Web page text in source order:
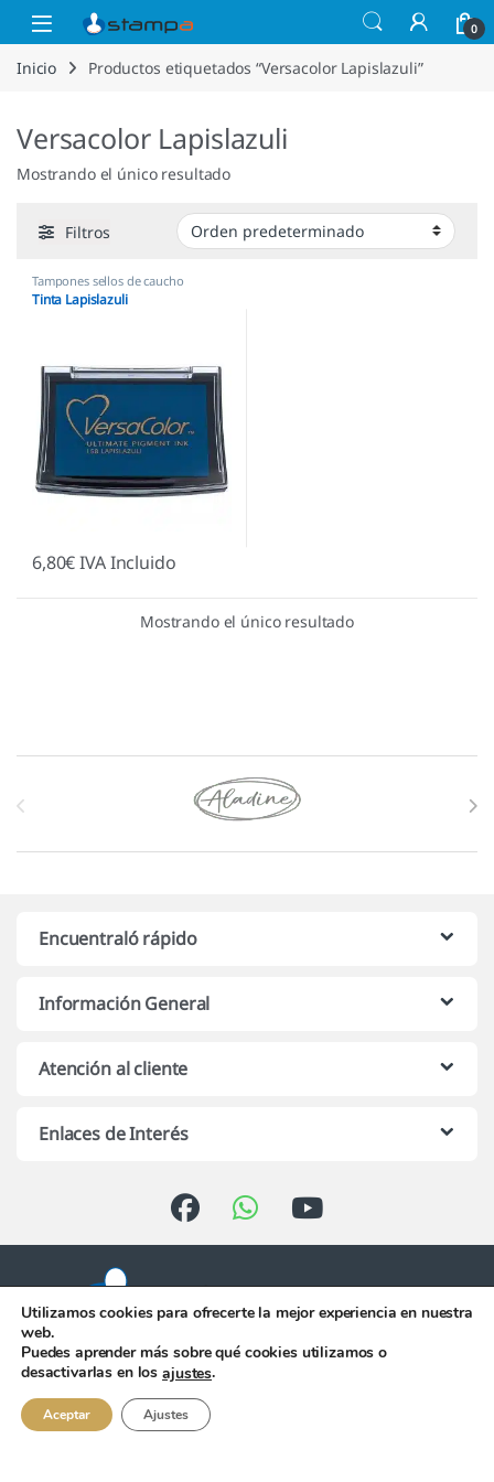
Saltar a la navegación
Saltar al contenido
Open 0
Inicio Productos etiquetados “Versacolor Lapislazuli”
Versacolor Lapislazuli
Mostrando el único resultado
Filtros
Tampones sellos de caucho
Tinta Lapislazuli
6,80€IVA Incluido
Mostrando el único resultado
Marcas De Carrusel
Encuentraló rápido
Información General
Atención al cliente
Enlaces de Interés
Atención telefónica de 10:00 h.
956 344 058
Utilizamos cookies para ofrecerte la mejor experiencia en nuestra
web.
Puedes aprender más sobre qué cookies utilizamos o
desactivarlas en losajustes.
Aceptar Ajustes